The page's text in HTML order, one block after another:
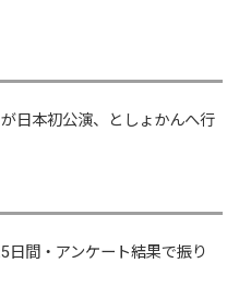
日本初公演、としょかんへ行
日間・アンケート結果で振り